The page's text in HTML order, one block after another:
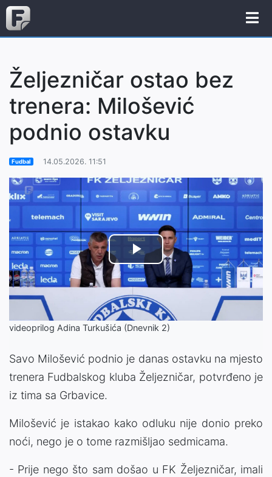
Željezničar ostao bez
trenera: Milošević
podnio ostavku
Fudbal 14.05.2026. 11:51
Play
Video
videoprilog Adina Turkušića (Dnevnik 2)
Savo Milošević podnio je danas ostavku na mjesto
trenera Fudbalskog kluba Željezničar, potvrđeno je
iz tima sa Grbavice.
Milošević je istakao kako odluku nije donio preko
noći, nego je o tome razmišljao sedmicama.
- Prije nego što sam došao u FK Željezničar, imali